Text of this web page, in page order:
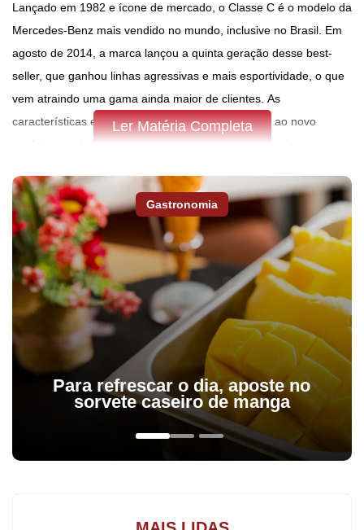
Lançado em 1982 e ícone de mercado, o Classe C é o modelo da
Mercedes-Benz mais vendido no mundo, inclusive no Brasil. Em
agosto de 2014, a marca lançou a quinta geração desse best-
seller, que ganhou linhas agressivas e mais esportividade, o que
vem atraindo uma gama ainda maior de clientes. As
características estéticas e tecnológicas agregadas ao novo
modelo, provindas da Classe E e da Classe S, conquistam o
porta de entrada para o mundo dos sedãs premium.
Nesse primeiro ano de vendas da nova geração do modelo, o
Classe C registrou números expressivos, com 7.435 unidades
comercializadas desde seu lançamento até setembro de 2015.
Levando em conta o acumulado de janeiro a setembro de 2015,
o modelo foi carro-chefe de vendas com 5.186 veículos
emplacados, liderando o segmento de sedãs médios em sua
categoria.
Esses números também impulsionaram os resultados da marca,
que fechou o período com recorde. Foram 12.719 unidades
comercializadas até setembro, o que fez a marca alcançar a
Ler Matéria Completa
Gastronomia
Para refrescar o dia, aposte no
sorvete caseiro de manga